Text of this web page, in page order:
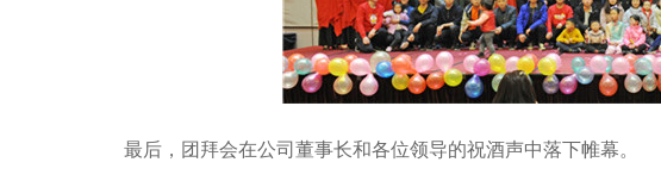
最后，团拜会在公司董事长和各位领导的祝酒声中落下帷幕。